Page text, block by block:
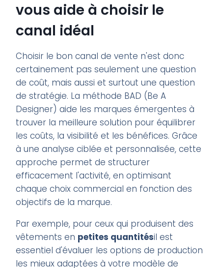
vous aide à choisir le
canal idéal
Choisir le bon canal de vente n'est donc
certainement pas seulement une question
de coût, mais aussi et surtout une question
de stratégie. La méthode BAD (Be A
Designer) aide les marques émergentes à
trouver la meilleure solution pour équilibrer
les coûts, la visibilité et les bénéfices. Grâce
à une analyse ciblée et personnalisée, cette
approche permet de structurer
efficacement l'activité, en optimisant
chaque choix commercial en fonction des
objectifs de la marque.
Par exemple, pour ceux qui produisent des
vêtements en petites quantitésil est
essentiel d'évaluer les options de production
les mieux adaptées à votre modèle de